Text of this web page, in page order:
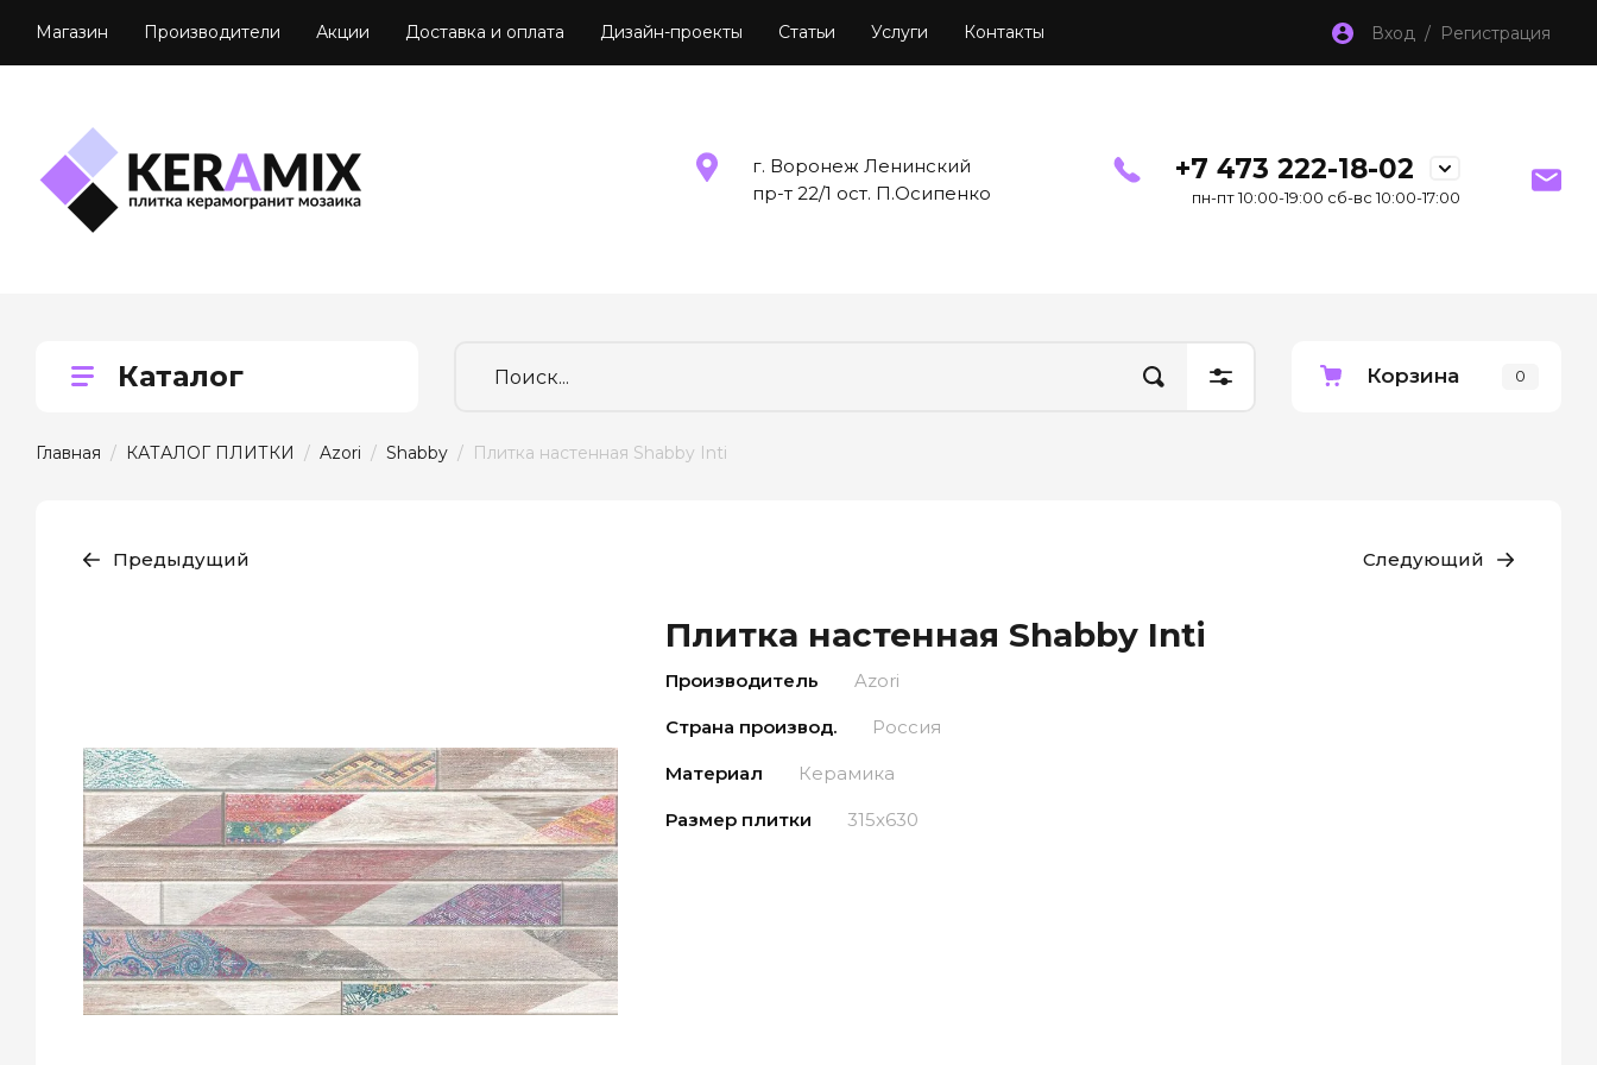
Магазин Производители Акции Доставка и оплата Дизайн-проекты Статьи Услуги Контакты Вход / Регистрация
г. Воронеж Ленинский
пр-т 22/1 ост. П.Осипенко
+7 473 222-18-02
пн-пт 10:00-19:00 сб-вс 10:00-17:00
Каталог Корзина 0
Главная / КАТАЛОГ ПЛИТКИ / Azori / Shabby /  Плитка настенная Shabby Inti
Предыдущий Следующий
Плитка настенная Shabby Inti
Производитель Azori
Страна производ. Россия
Материал Керамика
Размер плитки 315x630